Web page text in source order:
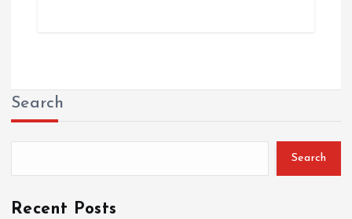
Search
Search
Recent Posts